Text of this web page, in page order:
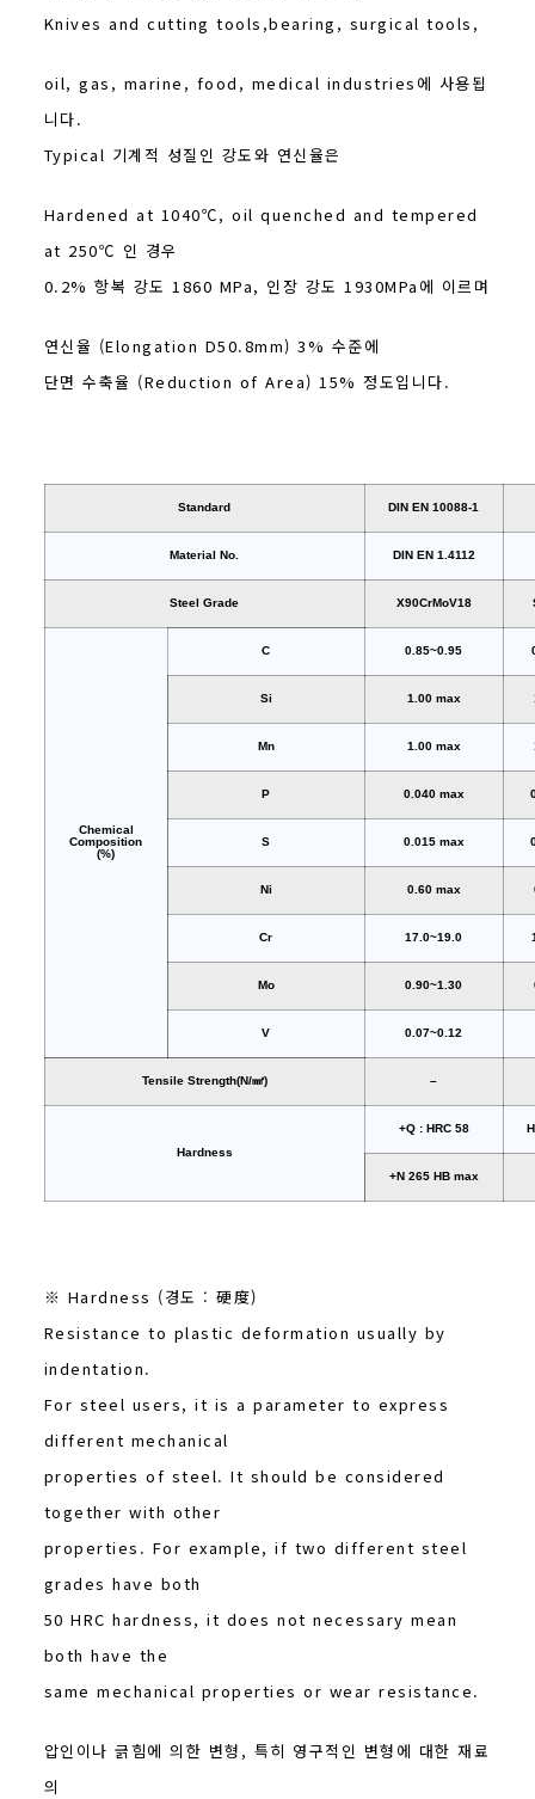
Knives and cutting tools,bearing, surgical tools,
oil, gas, marine, food, medical industries에 사용됩
니다.
Typical 기계적 성질인 강도와 연신율은
Hardened at 1040℃, oil quenched and tempered
at 250℃ 인 경우
0.2% 항복 강도 1860 MPa, 인장 강도 1930MPa에 이르며
연신율 (Elongation D50.8mm) 3% 수준에
단면 수축율 (Reduction of Area) 15% 정도입니다.
Standard DIN EN 10088-1
Material No. DIN EN 1.4112
Steel Grade X90CrMoV18
Chemical
Composition
(%)
C 0.85~0.95
Si 1.00 max
Mn 1.00 max
P 0.040 max
S 0.015 max
Ni 0.60 max
Cr 17.0~19.0
Mo 0.90~1.30
V 0.07~0.12
Tensile Strength(N/㎟) –
Hardness
+Q : HRC 58
+N 265 HB max
※ Hardness (경도 : 硬度)
Resistance to plastic deformation usually by
indentation.
For steel users, it is a parameter to express
different mechanical
properties of steel. It should be considered
together with other
properties. For example, if two different steel
grades have both
50 HRC hardness, it does not necessary mean
both have the
same mechanical properties or wear resistance.
압인이나 긁힘에 의한 변형, 특히 영구적인 변형에 대한 재료
의